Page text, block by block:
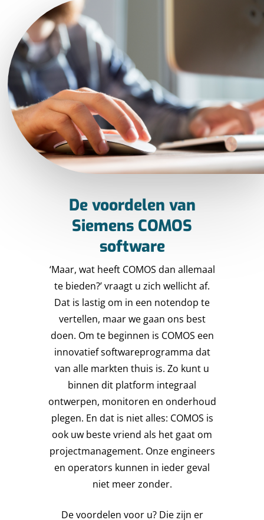
De voordelen van
Siemens COMOS
software
‘Maar, wat heeft COMOS dan allemaal
te bieden?’ vraagt u zich wellicht af.
Dat is lastig om in een notendop te
vertellen, maar we gaan ons best
doen. Om te beginnen is COMOS een
innovatief softwareprogramma dat
van alle markten thuis is. Zo kunt u
binnen dit platform integraal
ontwerpen, monitoren en onderhoud
plegen. En dat is niet alles: COMOS is
ook uw beste vriend als het gaat om
projectmanagement. Onze engineers
en operators kunnen in ieder geval
niet meer zonder.
De voordelen voor u? Die zijn er